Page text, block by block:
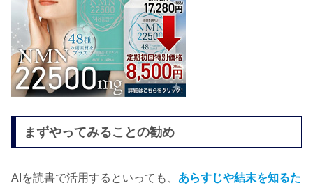
まずやってみることの勧め
AIを読書で活用するといっても、 あらすじや結末を知るた